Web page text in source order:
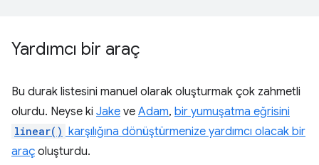
Yardımcı bir araç
Bu durak listesini manuel olarak oluşturmak çok zahmetli
olurdu. Neyse ki Jake ve Adam, bir yumuşatma eğrisini
linear() karşılığına dönüştürmenize yardımcı olacak bir
araç oluşturdu.